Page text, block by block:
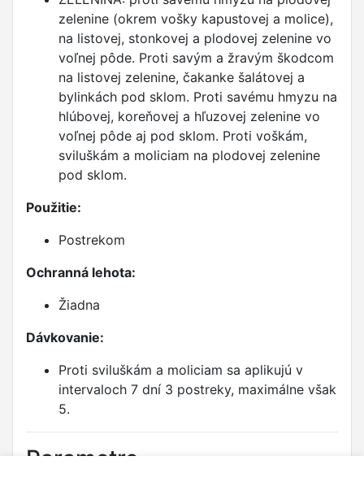
zelenine (okrem vošky kapustovej a molice),
na listovej, stonkovej a plodovej zelenine vo
voľnej pôde. Proti savým a žravým škodcom
na listovej zelenine, čakanke šalátovej a
bylinkách pod sklom. Proti savému hmyzu na
hlúbovej, koreňovej a hľuzovej zelenine vo
voľnej pôde aj pod sklom. Proti voškám,
sviluškám a moliciam na plodovej zelenine
pod sklom.
Použitie:
Postrekom
Ochranná lehota:
Žiadna
Dávkovanie:
Proti sviluškám a moliciam sa aplikujú v
intervaloch 7 dní 3 postreky, maximálne však
5.
Parametre